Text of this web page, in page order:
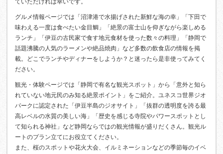
ていただければ幸いです。
グルメ情報ページでは「沼津港で水揚げされた新鮮な海の幸」「下田で
味わえる一度は食べたい金目鯛」「絶景の富士山を仰ぎながら楽しめる
ランチ」「伊豆の古民家で食す地元食材を使った数々の料理」「静岡で
話題沸騰の人気のラーメンや絶品焼肉」など多数の飲食店の情報を掲
載。どこでランチやディナーをしようか？と迷ったら是非使ってみてく
ださい。
観光・体験ページでは「静岡で有名な観光スポット」から「意外と知ら
れていない地元民のみ知る絶景ポイント」をご紹介。ユネスコ世界ジオ
パークに認定された「伊豆半島のジオサイト」「抜群の透明度を誇る最
高レベルの水質の美しい海」「歴史を感じる寺院やパワースポットとし
て知られる神社」など静岡ならではの観光情報が盛りだくさん。観光ル
ートのプラン立てにお役立てください。
また、桜のスポットや花火大会、イルミネーションなどの季節毎のイベ